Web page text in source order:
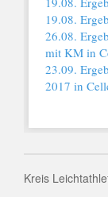
19.08.
26.08.
mit KM in
23.09.
2017 in
Kreis